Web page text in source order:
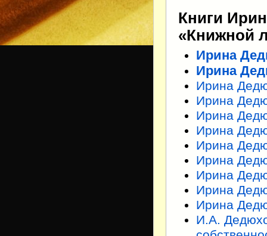
Книги
«Книжной
Ирина
Ирина
Ирина
Ирина
Ирина
Ирина
Ирина
Ирина
Ирина
Ирина
Ирина
И.А.